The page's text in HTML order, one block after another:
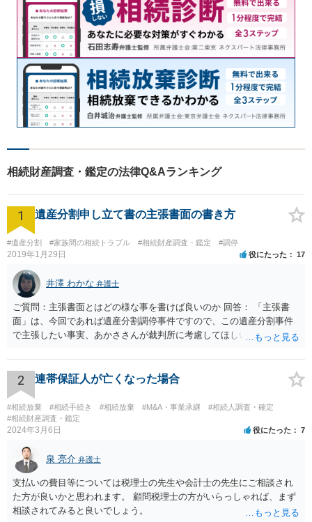
相続財産調査・鑑定の法律Q&Aランキング
1 遺産分割申し立て書の主張書面の書き方
#遺産分割 #家族間の相続トラブル #相続財産調査・鑑定 #調停
2019年1月29日 役にたった 17
井澤 わかな 弁護士
ご質問：主張書面とはどの様な事を書けば良いのか 回答： 「主張書
面」は、今回であれば遺産分割調停事件ですので、この遺産分割事件
で主張したい事実、あかささんが裁判所に考慮してほしいと思う、亡
ります。 もし、主張したい事実や考慮してほしい事情に関連して
資料を持っているようであれば、主張書面とは別で提出できます。も
し、お姉さんに見られたくないような資料がある場合、「非開示の希
望に関する申出書」と共に提出することも考えられます。 ご質問：書
いた方が良い事と書かない方が良い事 回答： お姉さんが申立書の「申
立ての趣旨」のところに書いている遺産の分け方に対して意見があれ
ば、まずそれを書くとよいです。 次に「申立ての理由」のところに、
なぜ調停を申し立てたのか(例えば、あかささんと話合いが出来ない／
決裂した、など)や亡くなった方・あかささん・お姉さん間の事情やい
きさつなどが書かれていると思うので、あかささんから見てそれは違
うと感じるところは、どのように違うのか、など書くとよいです。 そ
の他、お姉さんの申立書には書かれていないけど、どのように遺産を
2 連帯保証人が亡くなった場合
#相続放棄 #相続手続き #相続放棄 #M&A・事業承継
#相続人調査・確定
#相続財産調査・鑑定
2024年3月6日 役にたった 7
泉 亮介 弁護士
支払いの費目等については税理士の先生や会計士の先生にご相談され
た方が良いかと思われます。 顧問税理士の方がいらっしゃれば、まず
相談されてみると良いでしょう。